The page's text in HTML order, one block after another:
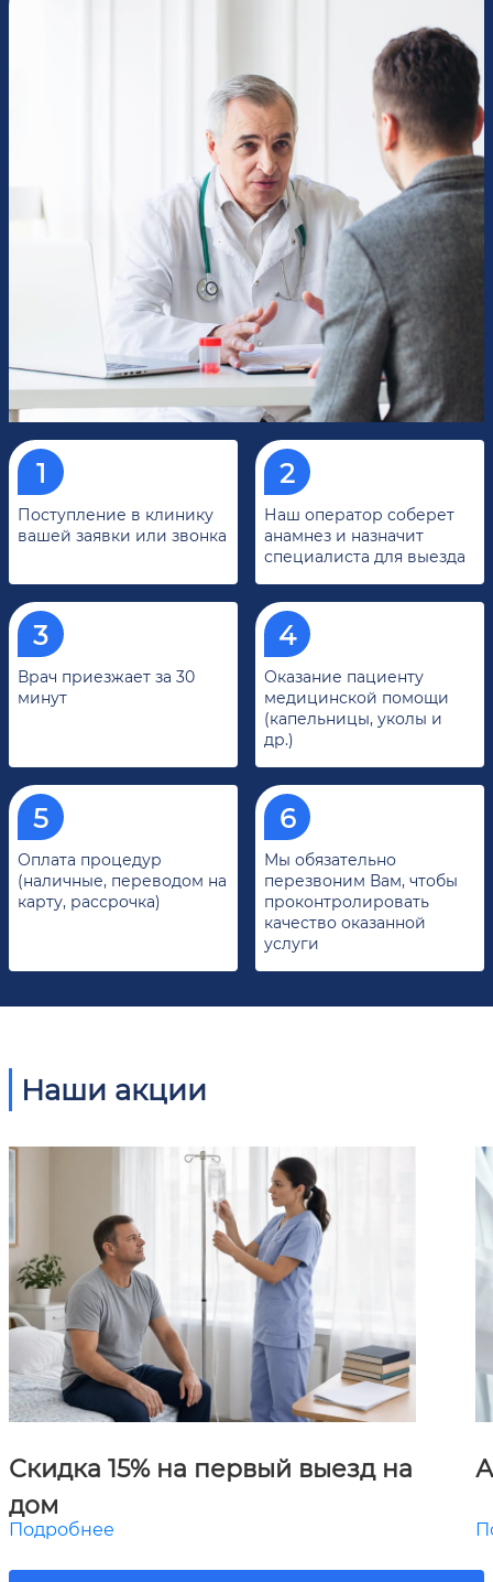
Поступление в клинику
вашей заявки или звонка
Наш оператор соберет
анамнез и назначит
специалиста для выезда
Врач приезжает за 30
минут
Оказание пациенту
медицинской помощи
(капельницы, уколы и
др.)
Оплата процедур
(наличные, переводом на
карту, рассрочка)
Мы обязательно
перезвоним Вам, чтобы
проконтролировать
качество оказанной
услуги
Наши акции
Скидка 15% на первый выезд на
дом
Подробнее